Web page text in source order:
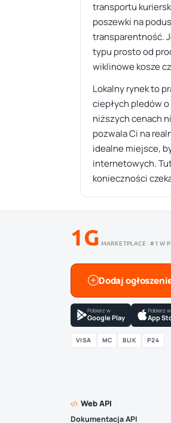
transportu
poszewki na
transparentność.
typu prosto od
wiklinowe kosze
Lokalny rynek to
ciepłych pledów
niższych cenach
pozwala Ci na
idealne miejsce,
internetowych.
konieczności
1G MARKETPLACE · #1 W
Dodaj
Pobierz w
Google Play
Pobierz w
App
VISA MC BLIK P24
Web API
Dokumentacja API